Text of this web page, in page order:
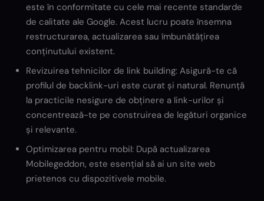
este în conformitate cu cele mai recente standarde
de calitate ale Google. Acest lucru poate însemna
restructurarea, actualizarea sau îmbunătățirea
conținutului existent.
Revizuirea tehnicilor de link building: Asigură-te că
profilul de backlink-uri este curat și natural. Renunță
la practicile nesigure de obținere a link-urilor și
concentrează-te pe construirea de legături organice
și relevante.
Optimizarea pentru mobil: După actualizarea
Mobilegeddon, este esențial să ai un site web
prietenos cu dispozitivele mobile.